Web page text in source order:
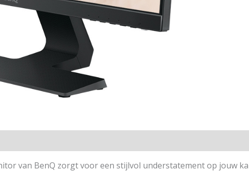
van BenQ zorgt voor een stijlvol understatement op jouw